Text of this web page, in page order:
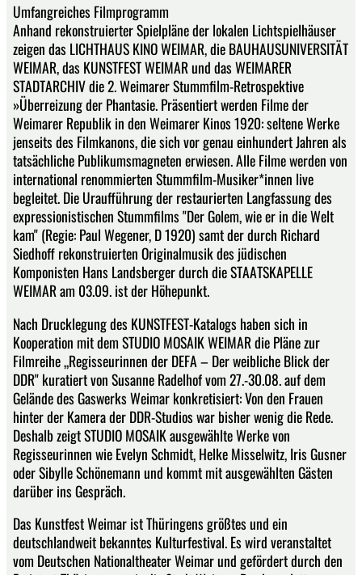
Umfangreiches Filmprogramm
Anhand rekonstruierter Spielpläne der lokalen Lichtspielhäuser
zeigen das LICHTHAUS KINO WEIMAR, die BAUHAUSUNIVERSITÄT
WEIMAR, das KUNSTFEST WEIMAR und das WEIMARER
STADTARCHIV die 2. Weimarer Stummfilm-Retrospektive
»Überreizung der Phantasie. Präsentiert werden Filme der
Weimarer Republik in den Weimarer Kinos 1920: seltene Werke
jenseits des Filmkanons, die sich vor genau einhundert Jahren als
tatsächliche Publikumsmagneten erwiesen. Alle Filme werden von
international renommierten Stummfilm-Musiker*innen live
begleitet. Die Uraufführung der restaurierten Langfassung des
expressionistischen Stummfilms "Der Golem, wie er in die Welt
kam" (Regie: Paul Wegener, D 1920) samt der durch Richard
Siedhoff rekonstruierten Originalmusik des jüdischen
Komponisten Hans Landsberger durch die STAATSKAPELLE
WEIMAR am 03.09. ist der Höhepunkt.
Nach Drucklegung des KUNSTFEST-Katalogs haben sich in
Kooperation mit dem STUDIO MOSAIK WEIMAR die Pläne zur
Filmreihe „Regisseurinnen der DEFA – Der weibliche Blick der
DDR" kuratiert von Susanne Radelhof vom 27.-30.08. auf dem
Gelände des Gaswerks Weimar konkretisiert: Von den Frauen
hinter der Kamera der DDR-Studios war bisher wenig die Rede.
Deshalb zeigt STUDIO MOSAIK ausgewählte Werke von
Regisseurinnen wie Evelyn Schmidt, Helke Misselwitz, Iris Gusner
oder Sibylle Schönemann und kommt mit ausgewählten Gästen
darüber ins Gespräch.
Das Kunstfest Weimar ist Thüringens größtes und ein
deutschlandweit bekanntes Kulturfestival. Es wird veranstaltet
vom Deutschen Nationaltheater Weimar und gefördert durch den